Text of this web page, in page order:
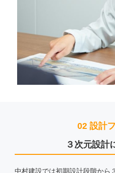
02 設計
３次元設計
中村建設では初期設計段階から